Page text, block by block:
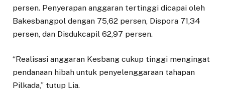
persen. Penyerapan anggaran tertinggi dicapai oleh
Bakesbangpol dengan 75,62 persen, Dispora 71,34
persen, dan Disdukcapil 62,97 persen.
“Realisasi anggaran Kesbang cukup tinggi mengingat
pendanaan hibah untuk penyelenggaraan tahapan
Pilkada,” tutup Lia.